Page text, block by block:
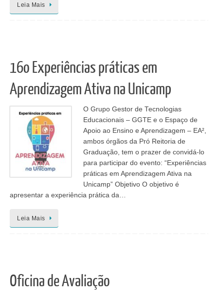
Leia Mais
16o Experiências práticas em
Aprendizagem Ativa na Unicamp
O Grupo Gestor de Tecnologias
Educacionais – GGTE e o Espaço de
Apoio ao Ensino e Aprendizagem – EA²,
ambos órgãos da Pró Reitoria de
Graduação, tem o prazer de convidá-lo
para participar do evento: “Experiências
práticas em Aprendizagem Ativa na
Unicamp” Objetivo O objetivo é
apresentar a experiência prática da…
Leia Mais
Oficina de Avaliação